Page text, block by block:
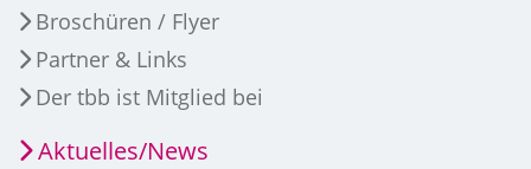
Broschüren / Flyer
Partner & Links
Der tbb ist Mitglied bei
Aktuelles/News